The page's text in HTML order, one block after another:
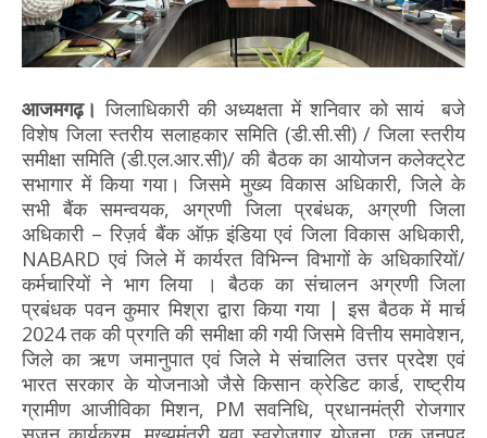
आजमगढ़। जिलाधिकारी की अध्यक्षता में शनिवार को सायं बजे
विशेष जिला स्तरीय सलाहकार समिति (डी.सी.सी) / जिला स्तरीय
समीक्षा समिति (डी.एल.आर.सी)/ की बैठक का आयोजन कलेक्ट्रेट
सभागार में किया गया। जिसमे मुख्य विकास अधिकारी, जिले के
सभी बैंक समन्वयक, अग्रणी जिला प्रबंधक, अग्रणी जिला
अधिकारी – रिज़र्व बैंक ऑफ़ इंडिया एवं जिला विकास अधिकारी,
NABARD एवं जिले में कार्यरत विभिन्न विभागों के अधिकारियों/
कर्मचारियों ने भाग लिया । बैठक का संचालन अग्रणी जिला
प्रबंधक पवन कुमार मिश्रा द्वारा किया गया | इस बैठक में मार्च
2024 तक की प्रगति की समीक्षा की गयी जिसमे वित्तीय समावेशन,
जिले का ऋण जमानुपात एवं जिले मे संचालित उत्तर प्रदेश एवं
भारत सरकार के योजनाओ जैसे किसान क्रेडिट कार्ड, राष्ट्रीय
ग्रामीण आजीविका मिशन, PM सवनिधि, प्रधानमंत्री रोजगार